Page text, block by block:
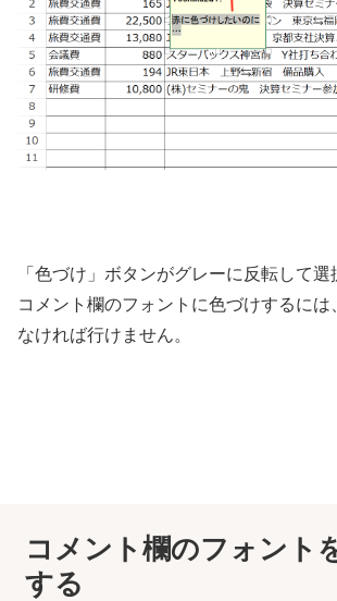
「色づけ」ボタンがグレーに反転して選
コメント欄のフォントに色づけするに
なければ行けません。
コメント欄のフォント
する